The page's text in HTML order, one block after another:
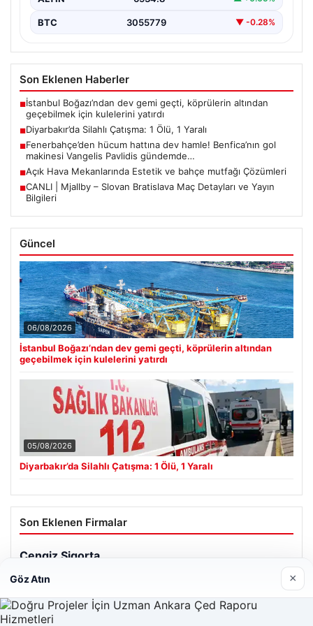
BTC 3055779 ▼ -0.28%
Son Eklenen Haberler
■İstanbul Boğazı’ndan dev gemi geçti, köprülerin altından
geçebilmek için kulelerini yatırdı
■Diyarbakır’da Silahlı Çatışma: 1 Ölü, 1 Yaralı
■Fenerbahçe’den hücum hattına dev hamle! Benfica’nın gol
makinesi Vangelis Pavlidis gündemde…
■Açık Hava Mekanlarında Estetik ve bahçe mutfağı Çözümleri
■CANLI | Mjallby – Slovan Bratislava Maç Detayları ve Yayın
Bilgileri
Güncel
06/08/2026
İstanbul Boğazı’ndan dev gemi geçti, köprülerin altından
geçebilmek için kulelerini yatırdı
05/08/2026
Diyarbakır’da Silahlı Çatışma: 1 Ölü, 1 Yaralı
Son Eklenen Firmalar
Göz Atın ×